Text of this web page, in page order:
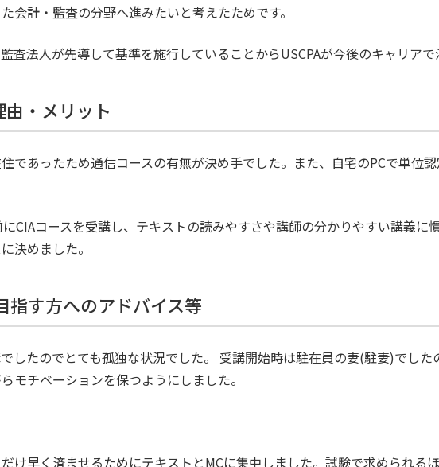
会計・監査の分野へ進みたいと考えたためです。
査法人が先導して基準を施行していることからUSCPAが今後のキャリアで
・メリット
であったため通信コースの有無が決め手でした。また、自宅のPCで単位
CIAコースを受講し、テキストの読みやすさや講師の分かりやすい講義に
決めました。
指す方へのアドバイス等
したのでとても孤独な状況でした。 受講開始時は駐在員の妻(駐妻)でし
モチベーションを保つようにしました。
け早く済ませるためにテキストとMCに集中しました。試験で求められる